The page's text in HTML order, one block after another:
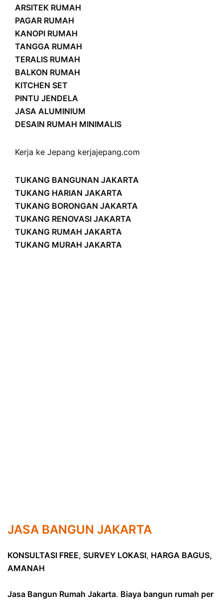
ARSITEK RUMAH
PAGAR RUMAH
KANOPI RUMAH
TANGGA RUMAH
TERALIS RUMAH
BALKON RUMAH
KITCHEN SET
PINTU JENDELA
JASA ALUMINIUM
DESAIN RUMAH MINIMALIS
Kerja ke Jepang kerjajepang.com
TUKANG BANGUNAN JAKARTA
TUKANG HARIAN JAKARTA
TUKANG BORONGAN JAKARTA
TUKANG RENOVASI JAKARTA
TUKANG RUMAH JAKARTA
TUKANG MURAH JAKARTA
JASA BANGUN JAKARTA
KONSULTASI FREE, SURVEY LOKASI, HARGA BAGUS,
AMANAH
Jasa Bangun Rumah Jakarta. Biaya bangun rumah per